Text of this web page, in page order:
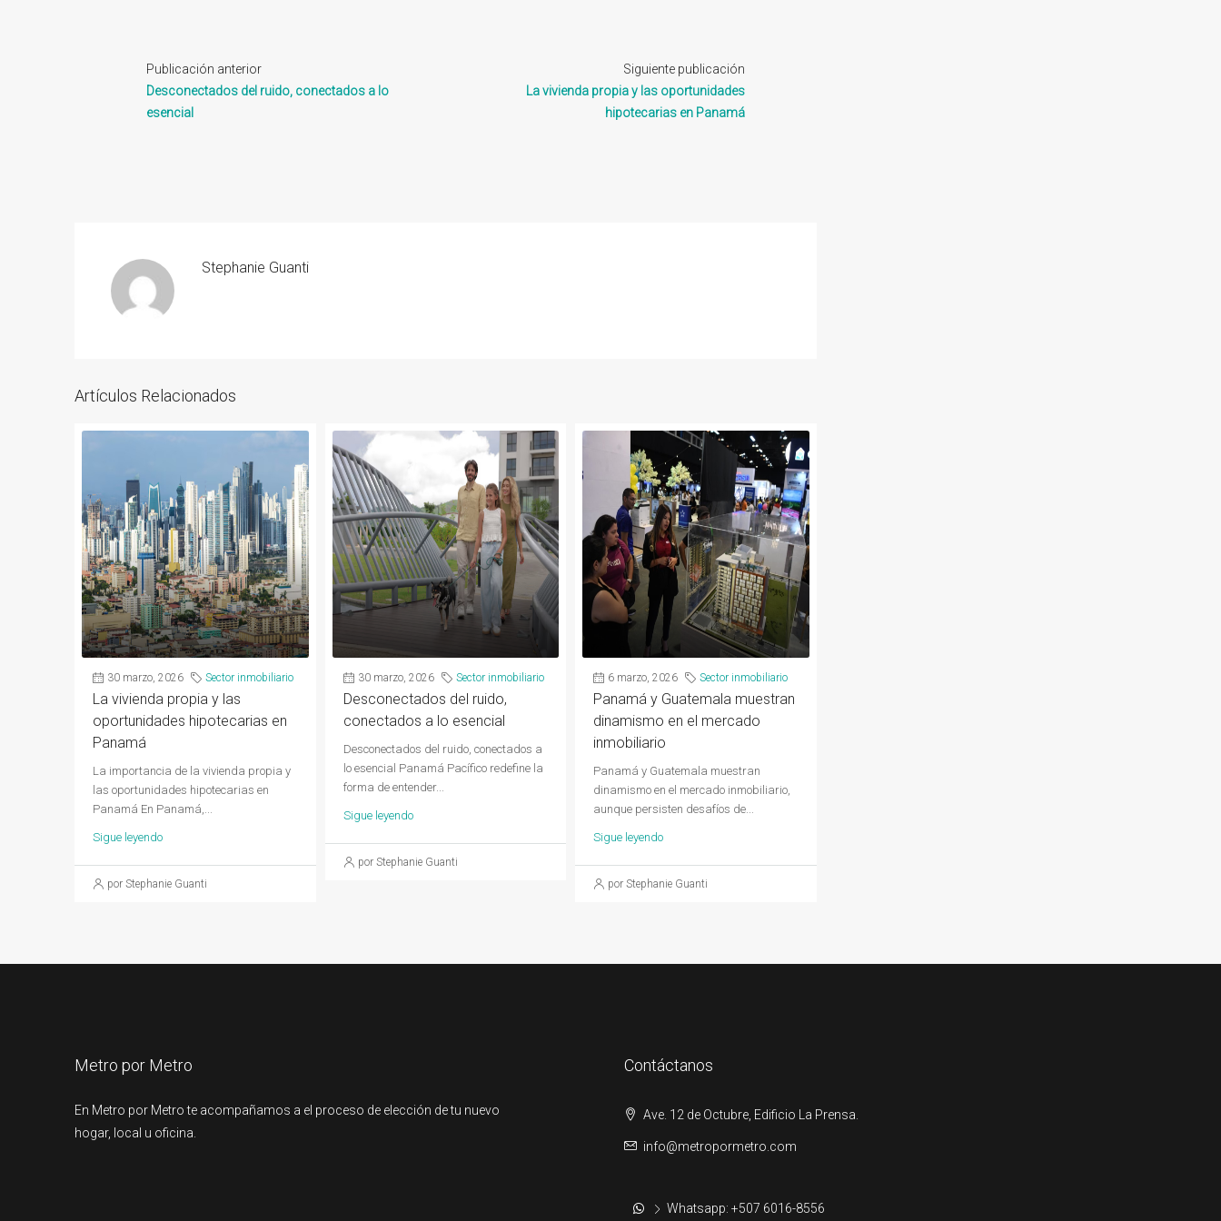
Publicación anterior
Desconectados del ruido, conectados a lo
esencial
Siguiente publicación
La vivienda propia y las oportunidades
hipotecarias en Panamá
Stephanie Guanti
Artículos Relacionados
30 marzo, 2026 Sector inmobiliario
La vivienda propia y las
oportunidades hipotecarias en
Panamá
La importancia de la vivienda propia y
las oportunidades hipotecarias en
Panamá En Panamá,...
Sigue leyendo
por Stephanie Guanti
30 marzo, 2026 Sector inmobiliario
Desconectados del ruido,
conectados a lo esencial
Desconectados del ruido, conectados a
lo esencial Panamá Pacífico redefine la
forma de entender...
Sigue leyendo
por Stephanie Guanti
6 marzo, 2026 Sector inmobiliario
Panamá y Guatemala muestran
dinamismo en el mercado
inmobiliario
Panamá y Guatemala muestran
dinamismo en el mercado inmobiliario,
aunque persisten desafíos de...
Sigue leyendo
por Stephanie Guanti
Metro por Metro
En Metro por Metro te acompañamos a el proceso de elección de tu nuevo
hogar, local u oficina.
Contáctanos
Ave. 12 de Octubre, Edificio La Prensa.
info@metropormetro.com
Whatsapp: +507 6016-8556